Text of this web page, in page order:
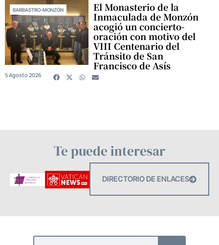
BARBASTRO-MONZÓN El Monasterio de la
Inmaculada de Monzón
acogió un concierto-
oración con motivo del
VIII Centenario del
Tránsito de San
Francisco de Asís
5 Agosto 2026
Te puede interesar
DIRECTORIO DE ENLACES